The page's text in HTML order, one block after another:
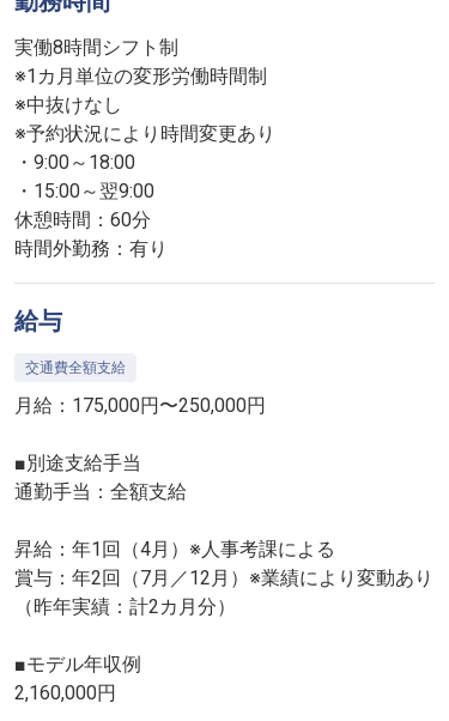
実働8時間シフト制
※1カ月単位の変形労働時間制
※中抜けなし
※予約状況により時間変更あり
・9:00～18:00
・15:00～翌9:00
休憩時間：60分
時間外勤務：有り
給与
交通費全額支給
月給：175,000円〜250,000円
■別途支給手当
通勤手当：全額支給
昇給：年1回（4月）※人事考課による
賞与：年2回（7月／12月）※業績により変動あり
（昨年実績：計2カ月分）
■モデル年収例
2,160,000円